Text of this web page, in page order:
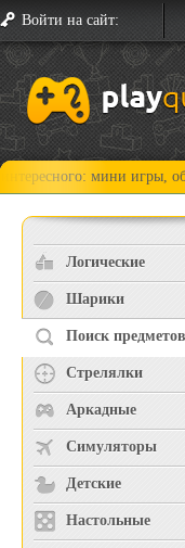
Войти на сайт:
мини игры, обзоры,
Логические
Шарики
Поиск предметов
Стрелялки
Аркадные
Симуляторы
Детские
Настольные